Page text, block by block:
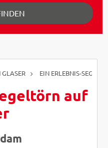
GLASER EIN ERLEBNIS-
auf